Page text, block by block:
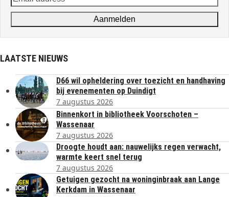
address
Aanmelden
LAATSTE NIEUWS
D66 wil opheldering over toezicht en handhaving
bij evenementen op Duindigt
7 augustus 2026
Binnenkort in bibliotheek Voorschoten –
Wassenaar
7 augustus 2026
Droogte houdt aan: nauwelijks regen verwacht,
warmte keert snel terug
7 augustus 2026
Getuigen gezocht na woninginbraak aan Lange
Kerkdam in Wassenaar